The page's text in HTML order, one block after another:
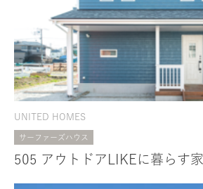
UNITED HOMES
サーファーズハウス
505 アウトドアLIKEに暮らす家